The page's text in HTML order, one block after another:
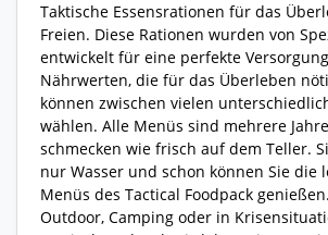
Taktische Essensrationen für das
Freien. Diese Rationen wurden von
entwickelt für eine perfekte
Nährwerten, die für das Überleben
können zwischen vielen
wählen. Alle Menüs sind mehrere
schmecken wie frisch auf dem Teller.
nur Wasser und schon können Sie die
Menüs des Tactical Foodpack
Outdoor, Camping oder in